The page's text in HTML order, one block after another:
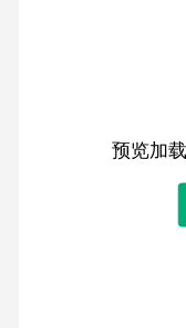
预览加